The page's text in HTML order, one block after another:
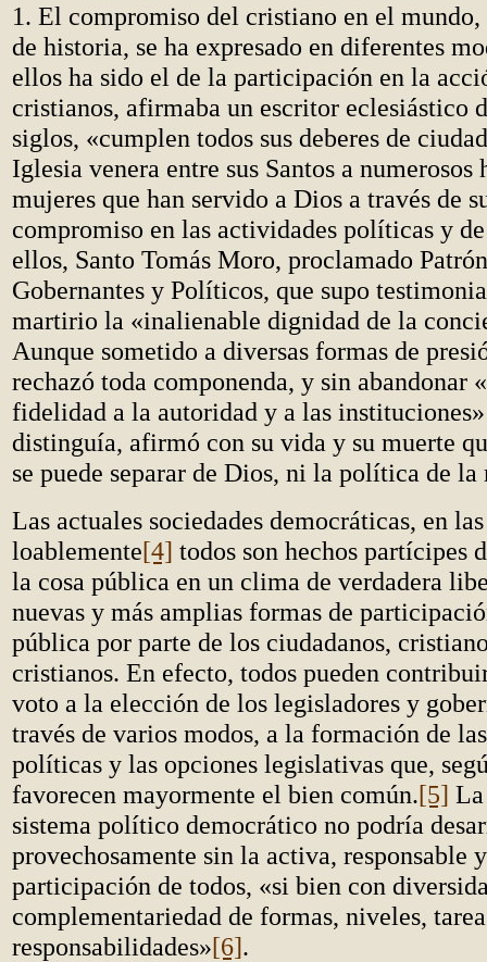
1. El compromiso del cristiano en el mundo,
de historia, se ha expresado en diferentes
ellos ha sido el de la participación en la
cristianos, afirmaba un escritor eclesiástico
siglos, «cumplen todos sus deberes de
Iglesia venera entre sus Santos a numerosos
mujeres que han servido a Dios a través de
compromiso en las actividades políticas y
ellos, Santo Tomás Moro, proclamado
Gobernantes y Políticos, que supo
martirio la «inalienable dignidad de la
Aunque sometido a diversas formas de
rechazó toda componenda, y sin abandonar
fidelidad a la autoridad y a las
distinguía, afirmó con su vida y su muerte
se puede separar de Dios, ni la política de la
Las actuales sociedades democráticas, en
loablemente[4] todos son hechos partícipes
la cosa pública en un clima de verdadera
nuevas y más amplias formas de
pública por parte de los ciudadanos,
cristianos. En efecto, todos pueden
voto a la elección de los legisladores y
través de varios modos, a la formación de
políticas y las opciones legislativas que,
favorecen mayormente el bien común.[5]
sistema político democrático no podría
provechosamente sin la activa, responsable
participación de todos, «si bien con
complementariedad de formas, niveles,
responsabilidades»[6].